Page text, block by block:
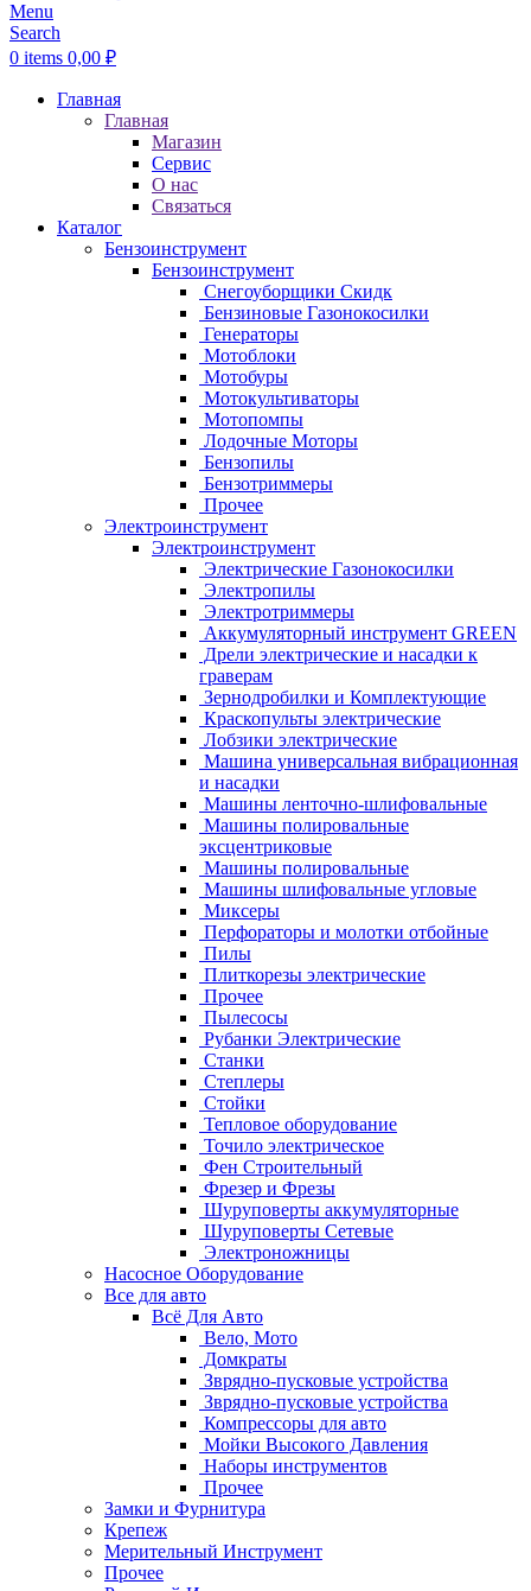
Menu
Search
0 items 0,00 ₽
Главная
Главная
Магазин
Сервис
О нас
Связаться
Каталог
Бензоинструмент
Бензоинструмент
Снегоуборщики Скидк
Бензиновые Газонокосилки
Генераторы
Мотоблоки
Мотобуры
Мотокультиваторы
Мотопомпы
Лодочные Моторы
Бензопилы
Бензотриммеры
Прочее
Электроинструмент
Электроинструмент
Электрические Газонокосилки
Электропилы
Электротриммеры
Аккумуляторный инструмент GREEN
Дрели электрические и насадки к
граверам
Зернодробилки и Комплектующие
Краскопульты электрические
Лобзики электрические
Машина универсальная вибрационная
и насадки
Машины ленточно-шлифовальные
Машины полировальные
эксцентриковые
Машины полировальные
Машины шлифовальные угловые
Миксеры
Перфораторы и молотки отбойные
Пилы
Плиткорезы электрические
Прочее
Пылесосы
Рубанки Электрические
Станки
Степлеры
Стойки
Тепловое оборудование
Точило электрическое
Фен Строительный
Фрезер и Фрезы
Шуруповерты аккумуляторные
Шуруповерты Сетевые
Электроножницы
Насосное Оборудование
Все для авто
Всё Для Авто
Вело, Мото
Домкраты
Зврядно-пусковые устройства
Зврядно-пусковые устройства
Компрессоры для авто
Мойки Высокого Давления
Наборы инструментов
Прочее
Замки и Фурнитура
Крепеж
Мерительный Инструмент
Прочее